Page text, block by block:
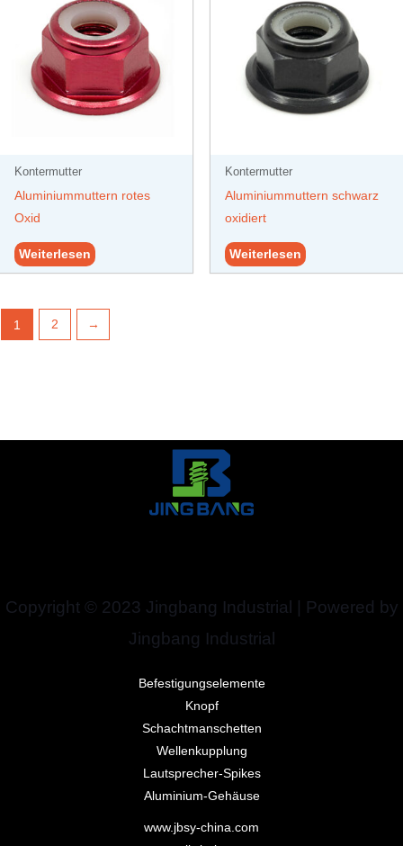
Kontermutter
Aluminiummuttern rotes
Oxid
Weiterlesen
Kontermutter
Aluminiummuttern schwarz
oxidiert
Weiterlesen
1 2 →
Copyright © 2023 Jingbang Industrial | Powered by
Jingbang Industrial
Befestigungselemente
Knopf
Schachtmanschetten
Wellenkupplung
Lautsprecher-Spikes
Aluminium-Gehäuse
www.jbsy-china.com